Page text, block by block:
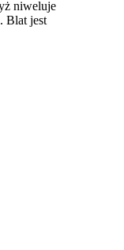
niweluje
Blat jest